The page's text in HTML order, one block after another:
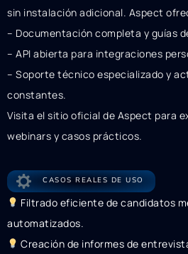
CASOS REALES DE USO
Filtrado eficiente de candidatos
automatizados.
Creación de informes de
sin instalación adicional. Aspect
– Documentación completa y guías
– API abierta para integraciones
– Soporte técnico especializado y
constantes.
Visita el sitio oficial de Aspect para
webinars y casos prácticos.